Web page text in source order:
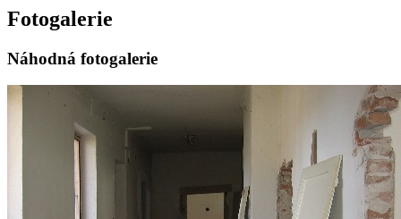
Fotogalerie
Náhodná fotogalerie